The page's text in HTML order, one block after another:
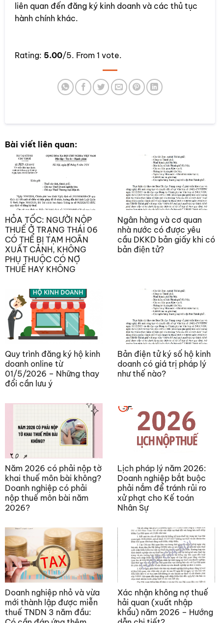
liên quan đến đăng ký kinh doanh và các thủ tục
hành chính khác.
SUBMIT RATING
Rating: 5.00/5. From 1 vote.
Bài viết liên quan:
HỎA TỐC: NGƯỜI NỘP
THUẾ Ở TRẠNG THÁI 06
CÓ THỂ BỊ TẠM HOÃN
XUẤT CẢNH, KHÔNG
PHỤ THUỘC CÓ NỢ
THUẾ HAY KHÔNG
Ngân hàng và cơ quan
nhà nước có được yêu
cầu DKKD bản giấy khi có
bản điện tử?
Quy trình đăng ký hộ kinh
doanh online từ
01/5/2026 – Những thay
đổi cần lưu ý
Bản điện tử ký số hộ kinh
doanh có giá trị pháp lý
như thế nào?
Năm 2026 có phải nộp tờ
khai thuế môn bài không?
Doanh nghiệp có phải
nộp thuế môn bài năm
2026?
Lịch pháp lý năm 2026:
Doanh nghiệp bắt buộc
phải nắm để tránh rủi ro
xử phạt cho Kế toán
Nhân Sự
Doanh nghiệp nhỏ và vừa
mới thành lập được miễn
thuế TNDN 3 năm đầu:
Xác nhận không nợ thuế
hải quan (xuất nhập
khẩu) năm 2026 – Hướng